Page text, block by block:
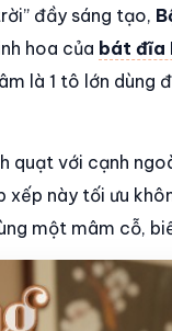
đầy sáng tạo,
hoa của bát đĩa
là 1 tô lớn dùng
quạt với cạnh
xếp này tối ưu
một mâm cỗ,